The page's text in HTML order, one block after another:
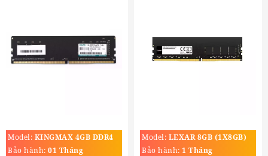
Model: KINGMAX 4GB DDR4
BUS 2666MHZ
Bảo hành: 01 Tháng
Model: LEXAR 8GB (1X8GB)
DDR4 3200MHZ
Bảo hành: 1 Tháng